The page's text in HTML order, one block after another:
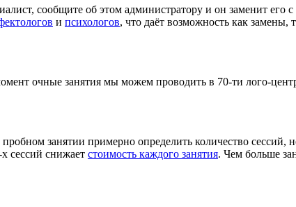
сообщите об этом администратору и он заменит его
и психологов, что даёт возможность как замены,
очные занятия мы можем проводить в 70-ти лого-
занятии примерно определить количество сессий,
сессий снижает стоимость каждого занятия. Чем больше